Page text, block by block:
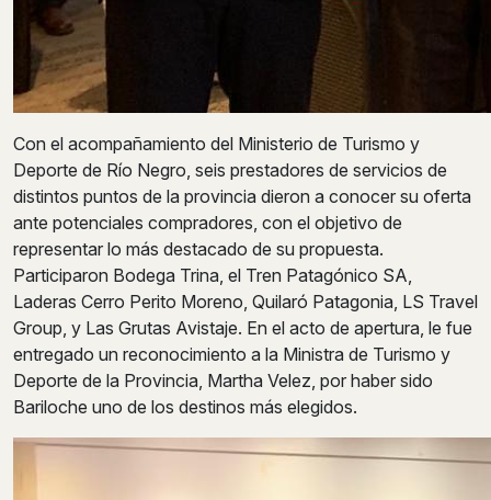
Con el acompañamiento del Ministerio de Turismo y
Deporte de Río Negro, seis prestadores de servicios de
distintos puntos de la provincia dieron a conocer su oferta
ante potenciales compradores, con el objetivo de
representar lo más destacado de su propuesta.
Participaron Bodega Trina, el Tren Patagónico SA,
Laderas Cerro Perito Moreno, Quilaró Patagonia, LS Travel
Group, y Las Grutas Avistaje. En el acto de apertura, le fue
entregado un reconocimiento a la Ministra de Turismo y
Deporte de la Provincia, Martha Velez, por haber sido
Bariloche uno de los destinos más elegidos.